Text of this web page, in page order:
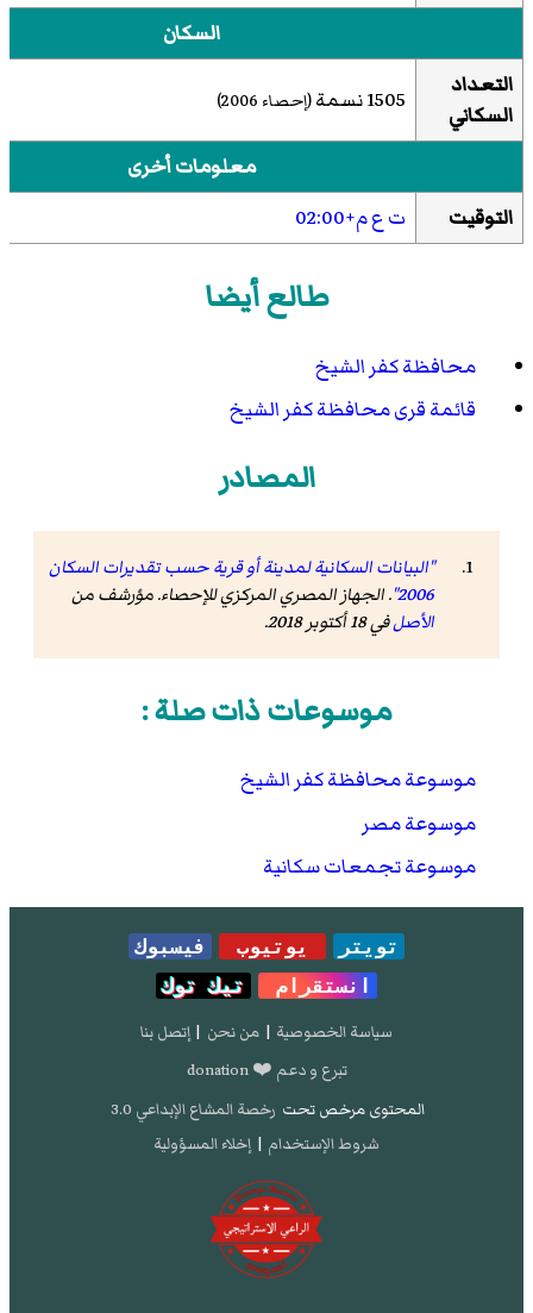
السكان
التعداد
السكاني
1505 نسمة (إحصاء 2006)
معلومات أخرى
التوقيت
ت ع م+02:00
طالع أيضا
محافظة كفر الشيخ
قائمة قرى محافظة كفر الشيخ
المصادر
"البيانات السكانية لمدينة أو قرية حسب تقديرات السكان
2006" . الجهاز المصري المركزي للإحصاء. مؤرشف من
الأصلفي 18 أكتوبر 2018 .
موسوعات ذات صلة :
موسوعة محافظة كفر الشيخ
موسوعة مصر
موسوعة تجمعات سكانية
تويتر يوتيوب
فيسبوك
انستقرام
تيك توك
سياسة الخصوصية | من نحن | إتصل بنا
تبرع و دعم ❤️ donation
المحتوى مرخص تحت رخصة المشاع الإبداعي 3.0
شروط الإستخدام | إخلاء المسؤولية